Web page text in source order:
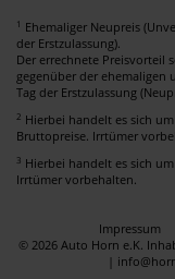
1 Ehemaliger Neupreis
der Erstzulassung).
Der errechnete Preisvorteil
gegenüber der ehemaligen
Tag der Erstzulassung
2 Hierbei handelt es sich
Bruttopreise. Irrtümer
3 Hierbei handelt es sich
Irrtümer vorbehalten.
Impressum
© 2026 Auto Horn e.K.
|